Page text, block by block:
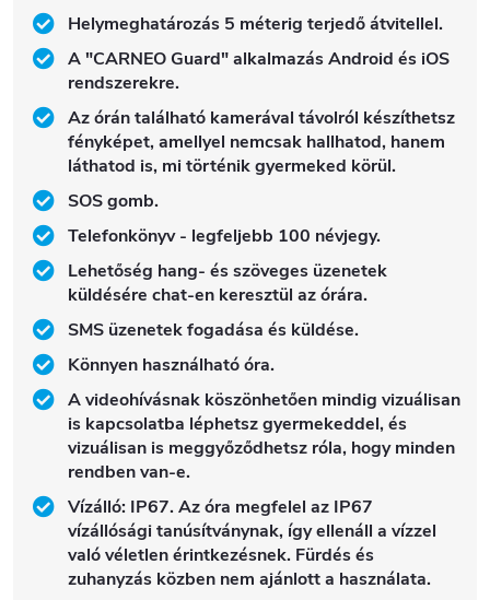
Helymeghatározás 5 méterig terjedő átvitellel.
A "CARNEO Guard" alkalmazás Android és iOS
rendszerekre.
Az órán található kamerával távolról készíthetsz
fényképet, amellyel nemcsak hallhatod, hanem
láthatod is, mi történik gyermeked körül.
SOS gomb.
Telefonkönyv - legfeljebb 100 névjegy.
Lehetőség hang- és szöveges üzenetek
küldésére chat-en keresztül az órára.
SMS üzenetek fogadása és küldése.
Könnyen használható óra.
A videohívásnak köszönhetően mindig vizuálisan
is kapcsolatba léphetsz gyermekeddel, és
vizuálisan is meggyőződhetsz róla, hogy minden
rendben van-e.
Vízálló: IP67. Az óra megfelel az IP67
vízállósági tanúsítványnak, így ellenáll a vízzel
való véletlen érintkezésnek. Fürdés és
zuhanyzás közben nem ajánlott a használata.